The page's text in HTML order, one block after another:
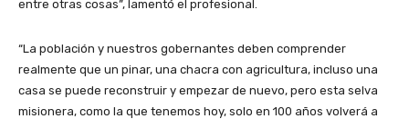
entre otras cosas”, lamentó el profesional.
“La población y nuestros gobernantes deben comprender
realmente que un pinar, una chacra con agricultura, incluso una
casa se puede reconstruir y empezar de nuevo, pero esta selva
misionera, como la que tenemos hoy, solo en 100 años volverá a